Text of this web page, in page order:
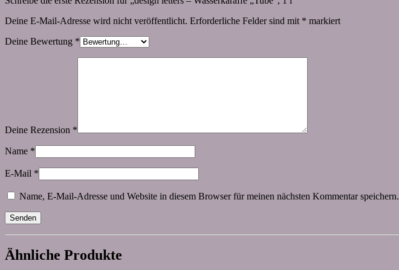
Deine E-Mail-Adresse wird nicht veröffentlicht. Erforderliche Felder sind mit * markiert
Deine Bewertung *
Deine Rezension *
Name *
E-Mail *
Name, E-Mail-Adresse und Website in diesem Browser für meinen nächsten Kommentar speichern.
Ähnliche Produkte